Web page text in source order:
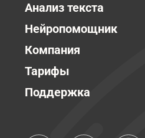
Анализ текста
Нейропомощник
Компания
Тарифы
Поддержка